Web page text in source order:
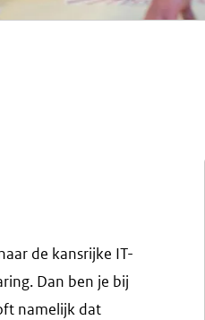
de kansrijke IT-
Dan ben je bij
namelijk dat